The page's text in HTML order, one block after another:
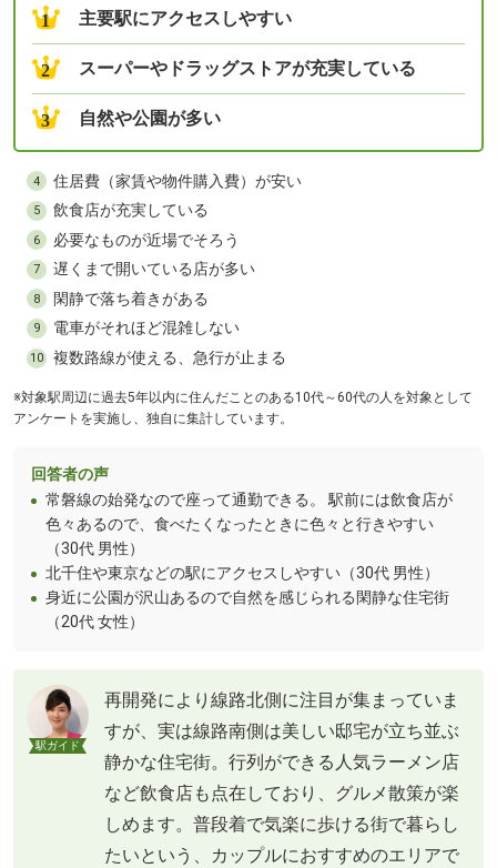
1 主要駅にアクセスしやすい
2 スーパーやドラッグストアが充実している
3 自然や公園が多い
4 住居費（家賃や物件購入費）が安い
5 飲食店が充実している
6 必要なものが近場でそろう
7 遅くまで開いている店が多い
8 閑静で落ち着きがある
9 電車がそれほど混雑しない
10 複数路線が使える、急行が止まる
※対象駅周辺に過去5年以内に住んだことのある10代～60代の人を対象として
アンケートを実施し、独自に集計しています。
回答者の声
常磐線の始発なので座って通勤できる。 駅前には飲食店が
色々あるので、食べたくなったときに色々と行きやすい
（30代 男性）
北千住や東京などの駅にアクセスしやすい（30代 男性）
身近に公園が沢山あるので自然を感じられる閑静な住宅街
（20代 女性）
駅ガイド
再開発により線路北側に注目が集まっていま
すが、実は線路南側は美しい邸宅が立ち並ぶ
静かな住宅街。行列ができる人気ラーメン店
など飲食店も点在しており、グルメ散策が楽
しめます。普段着で気楽に歩ける街で暮らし
たいという、カップルにおすすめのエリアで